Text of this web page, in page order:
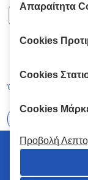
Όροι και Προϋποθέσεις
© 2026
Απαραίτητα
Cookies
Cookies
Cookies
Προβολή